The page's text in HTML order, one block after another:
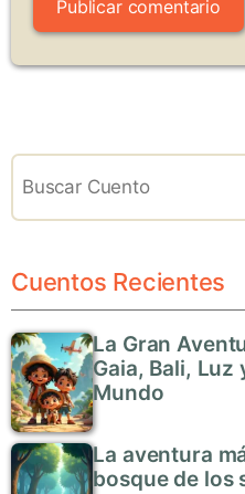
Cuentos Recientes
La Gran
Gaia, Bali, Luz
Mundo
La aventura
bosque de los